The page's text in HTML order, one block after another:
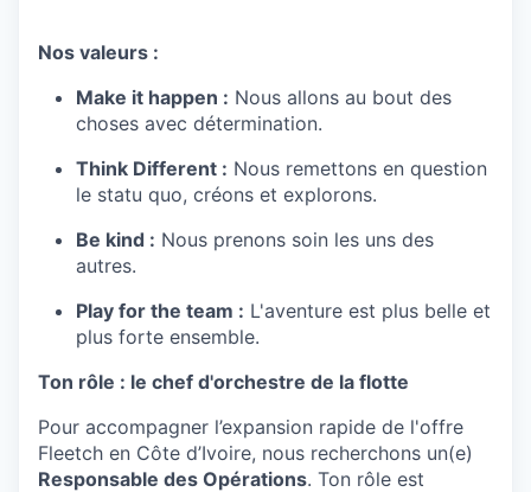
Nos valeurs :
Make it happen : Nous allons au bout des
choses avec détermination.
Think Different : Nous remettons en question
le statu quo, créons et explorons.
Be kind : Nous prenons soin les uns des
autres.
Play for the team : L'aventure est plus belle et
plus forte ensemble.
Ton rôle : le chef d'orchestre de la flotte
Pour accompagner l’expansion rapide de l'offre
Fleetch en Côte d’Ivoire, nous recherchons un(e)
Responsable des Opérations. Ton rôle est